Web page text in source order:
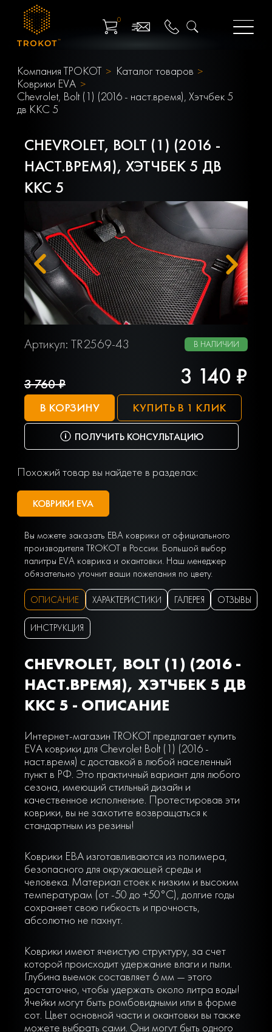
0
Компания ТРОКОТ
Каталог товаров
Коврики EVA
Chevrolet, Bolt (1) (2016 - наст.время), Хэтчбек 5
дв ККС 5
CHEVROLET, BOLT (1) (2016 -
НАСТ.ВРЕМЯ), ХЭТЧБЕК 5 ДВ
ККС 5
Артикул: TR2569-43 В НАЛИЧИИ
3 760 ₽ 3 140 ₽
В КОРЗИНУ КУПИТЬ В 1 КЛИК
ПОЛУЧИТЬ КОНСУЛЬТАЦИЮ
Похожий товар вы найдете в разделах:
КОВРИКИ EVA
Вы можете заказать ЕВА коврики от официального
производителя TROKOT в России. Большой выбор
палитры EVA коврика и окантовки. Наш менеджер
обязательно уточнит ваши пожелания по цвету.
ОПИСАНИЕ ХАРАКТЕРИСТИКИ ГАЛЕРЕЯ ОТЗЫВЫ
ИНСТРУКЦИЯ
CHEVROLET, BOLT (1) (2016 -
НАСТ.ВРЕМЯ), ХЭТЧБЕК 5 ДВ
ККС 5 - ОПИСАНИЕ
Интернет-магазин TROKOT предлагает купить
EVA коврики для Chevrolet Bolt (1) (2016 -
наст.время) с доставкой в любой населенный
пункт в РФ. Это практичный вариант для любого
сезона, имеющий стильный дизайн и
качественное исполнение. Протестировав эти
коврики, вы не захотите возвращаться к
стандартным из резины!
Коврики ЕВА изготавливаются из полимера,
безопасного для окружающей среды и
человека. Материал стоек к низким и высоким
температурам (от -50 до +50°С), долгие годы
сохраняет свою гибкость и прочность,
абсолютно не пахнут.
Коврики имеют ячеистую структуру, за счет
которой происходит удержание влаги и пыли.
Глубина выемок составляет 6 мм — этого
достаточно, чтобы удержать около литра воды!
Ячейки могут быть ромбовидными или в форме
сот. Цвет основной части и окантовки вы также
можете выбрать сами. Они могут быть одного